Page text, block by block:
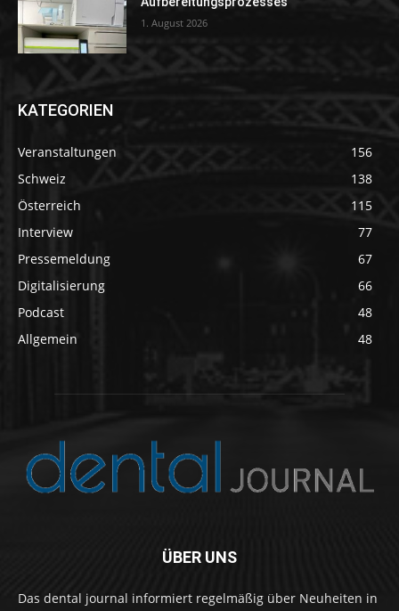
1. August 2026
KATEGORIEN
Veranstaltungen
156
Schweiz
138
Österreich
115
Interview
77
Pressemeldung
67
Digitalisierung
66
Podcast
48
Allgemein
48
ÜBER UNS
Das dental journal informiert regelmäßig über Neuheiten in